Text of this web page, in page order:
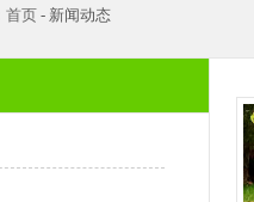
首页 - 新闻动态